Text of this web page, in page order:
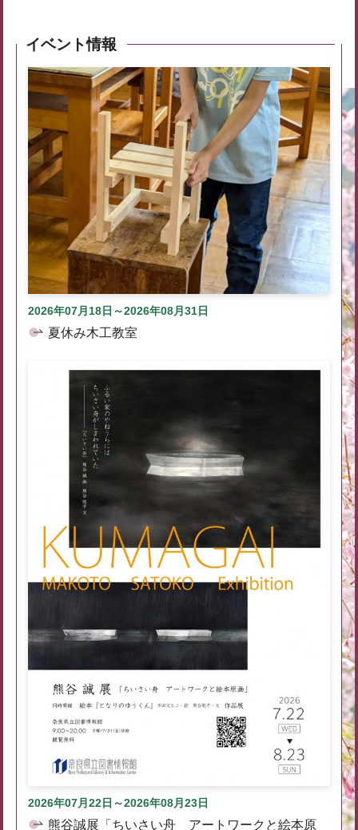
イベント情報
2026年07月18日～2026年08月31日
夏休み木工教室
2026年07月22日～2026年08月23日
熊谷誠展「ちいさい舟 アートワークと絵本原